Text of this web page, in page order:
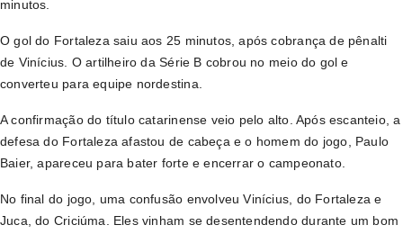
minutos.
O gol do Fortaleza saiu aos 25 minutos, após cobrança de pênalti
de Vinícius. O artilheiro da Série B cobrou no meio do gol e
converteu para equipe nordestina.
A confirmação do título catarinense veio pelo alto. Após escanteio, a
defesa do Fortaleza afastou de cabeça e o homem do jogo, Paulo
Baier, apareceu para bater forte e encerrar o campeonato.
No final do jogo, uma confusão envolveu Vinícius, do Fortaleza e
Juca, do Criciúma. Eles vinham se desentendendo durante um bom